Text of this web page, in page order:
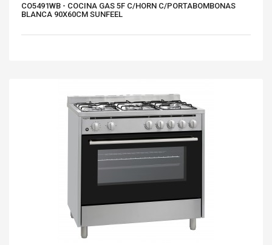
CO5491WB - COCINA GAS 5F C/HORN C/PORTABOMBONAS
BLANCA 90X60CM SUNFEEL